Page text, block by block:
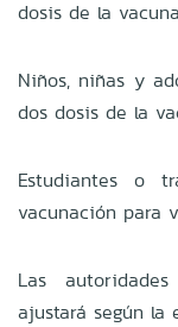
dosis de la
Niños, niñas y
dos dosis de la
Estudiantes o
vacunación para
Las
ajustará según